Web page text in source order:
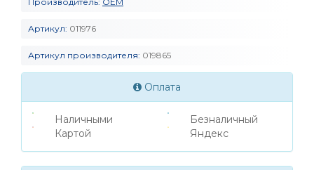
Артикул: 011976
Артикул производителя: 019865
Оплата
Наличными
Картой
Безналичный
Яндекс